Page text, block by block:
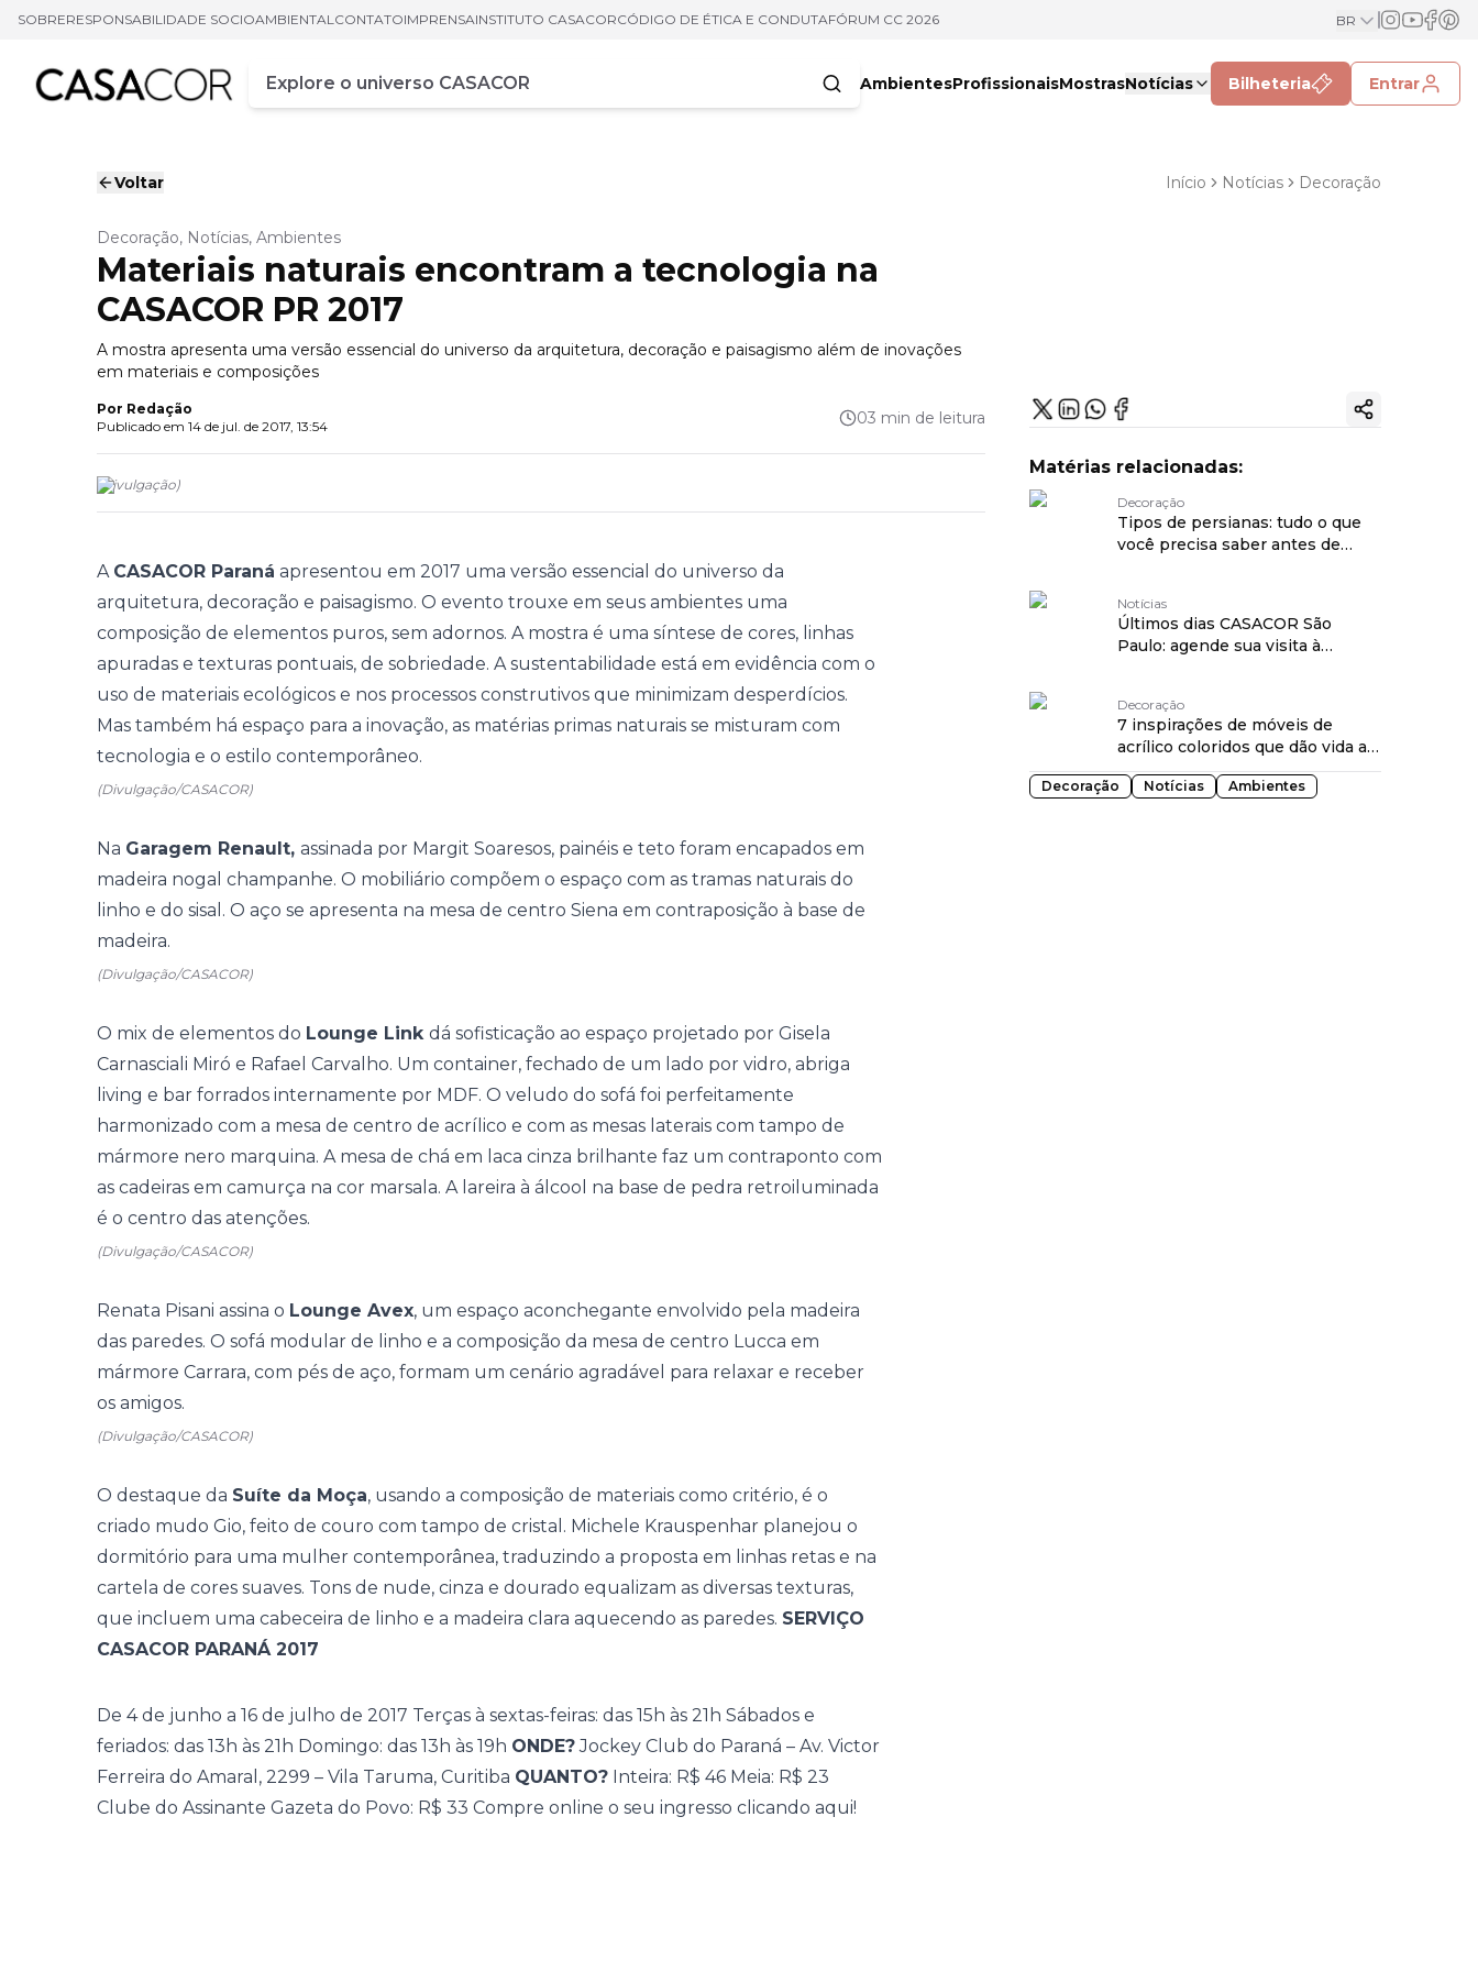
SOBRERESPONSABILIDADE SOCIOAMBIENTALCONTATOIMPRENSAINSTITUTO CASACORCÓDIGO DE ÉTICA E CONDUTAFÓRUM CC 2026 BR
Campo de busca
Digite pelo menos três caracteres
AmbientesProfissionaisMostrasNotícias Bilheteria Entrar
Voltar Início Notícias Decoração
Decoração, Notícias, Ambientes
Materiais naturais encontram a tecnologia na
CASACOR PR 2017
A mostra apresenta uma versão essencial do universo da arquitetura, decoração e paisagismo além de inovações
em materiais e composições
Por Redação
Publicado em 14 de jul. de 2017, 13:54 03 min de leitura
(Divulgação)
A CASACOR Paraná apresentou em 2017 uma versão essencial do universo da
arquitetura, decoração e paisagismo. O evento trouxe em seus ambientes uma
composição de elementos puros, sem adornos. A mostra é uma síntese de cores, linhas
apuradas e texturas pontuais, de sobriedade. A sustentabilidade está em evidência com o
uso de materiais ecológicos e nos processos construtivos que minimizam desperdícios.
Mas também há espaço para a inovação, as matérias primas naturais se misturam com
tecnologia e o estilo contemporâneo.
(Divulgação/CASACOR)
Na Garagem Renault, assinada por Margit Soaresos, painéis e teto foram encapados em
madeira nogal champanhe. O mobiliário compõem o espaço com as tramas naturais do
linho e do sisal. O aço se apresenta na mesa de centro Siena em contraposição à base de
madeira.
(Divulgação/CASACOR)
O mix de elementos do Lounge Link dá sofisticação ao espaço projetado por Gisela
Carnasciali Miró e Rafael Carvalho. Um container, fechado de um lado por vidro, abriga
living e bar forrados internamente por MDF. O veludo do sofá foi perfeitamente
harmonizado com a mesa de centro de acrílico e com as mesas laterais com tampo de
mármore nero marquina. A mesa de chá em laca cinza brilhante faz um contraponto com
as cadeiras em camurça na cor marsala. A lareira à álcool na base de pedra retroiluminada
é o centro das atenções.
(Divulgação/CASACOR)
Renata Pisani assina o Lounge Avex, um espaço aconchegante envolvido pela madeira
das paredes. O sofá modular de linho e a composição da mesa de centro Lucca em
mármore Carrara, com pés de aço, formam um cenário agradável para relaxar e receber
os amigos.
(Divulgação/CASACOR)
O destaque da Suíte da Moça, usando a composição de materiais como critério, é o
criado mudo Gio, feito de couro com tampo de cristal. Michele Krauspenhar planejou o
dormitório para uma mulher contemporânea, traduzindo a proposta em linhas retas e na
cartela de cores suaves. Tons de nude, cinza e dourado equalizam as diversas texturas,
que incluem uma cabeceira de linho e a madeira clara aquecendo as paredes. SERVIÇO
CASACOR PARANÁ 2017
De 4 de junho a 16 de julho de 2017 Terças à sextas-feiras: das 15h às 21h Sábados e
feriados: das 13h às 21h Domingo: das 13h às 19h ONDE? Jockey Club do Paraná – Av. Victor
Ferreira do Amaral, 2299 – Vila Taruma, Curitiba QUANTO? Inteira: R$ 46 Meia: R$ 23
Clube do Assinante Gazeta do Povo: R$ 33 Compre online o seu ingresso clicando aqui!
Copiar link
Matérias relacionadas:
Decoração
Tipos de persianas: tudo o que
você precisa saber antes de
Notícias
Últimos dias CASACOR São
Paulo: agende sua visita à
Decoração
7 inspirações de móveis de
acrílico coloridos que dão vida ao
"vintage funky"
Decoração Notícias Ambientes